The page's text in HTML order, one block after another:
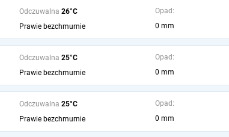
Odczuwalna 26°C
Prawie bezchmurnie
Opad:
0 mm
Odczuwalna 25°C
Prawie bezchmurnie
Opad:
0 mm
Odczuwalna 25°C
Prawie bezchmurnie
Opad:
0 mm